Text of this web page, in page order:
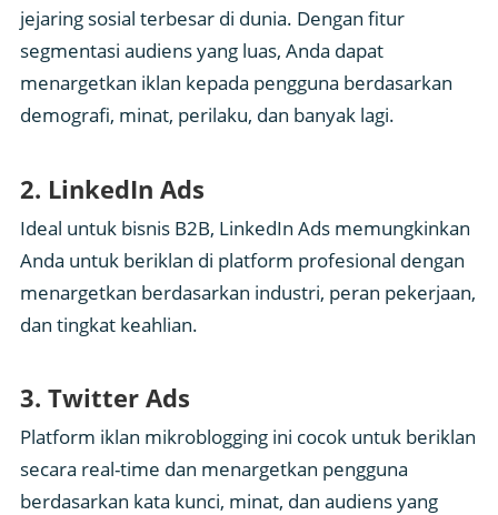
jejaring sosial terbesar di dunia. Dengan fitur
segmentasi audiens yang luas, Anda dapat
menargetkan iklan kepada pengguna berdasarkan
demografi, minat, perilaku, dan banyak lagi.
2. LinkedIn Ads
Ideal untuk bisnis B2B, LinkedIn Ads memungkinkan
Anda untuk beriklan di platform profesional dengan
menargetkan berdasarkan industri, peran pekerjaan,
dan tingkat keahlian.
3. Twitter Ads
Platform iklan mikroblogging ini cocok untuk beriklan
secara real-time dan menargetkan pengguna
berdasarkan kata kunci, minat, dan audiens yang